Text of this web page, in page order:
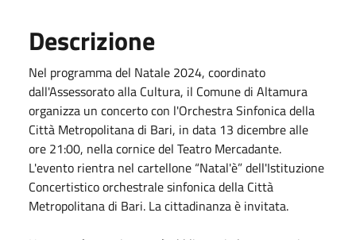
Descrizione
Nel programma del Natale 2024, coordinato
dall'Assessorato alla Cultura, il Comune di Altamura
organizza un concerto con l'Orchestra Sinfonica della
Città Metropolitana di Bari, in data 13 dicembre alle
ore 21:00, nella cornice del Teatro Mercadante.
L'evento rientra nel cartellone “Natal'è” dell'Istituzione
Concertistico orchestrale sinfonica della Città
Metropolitana di Bari. La cittadinanza è invitata.